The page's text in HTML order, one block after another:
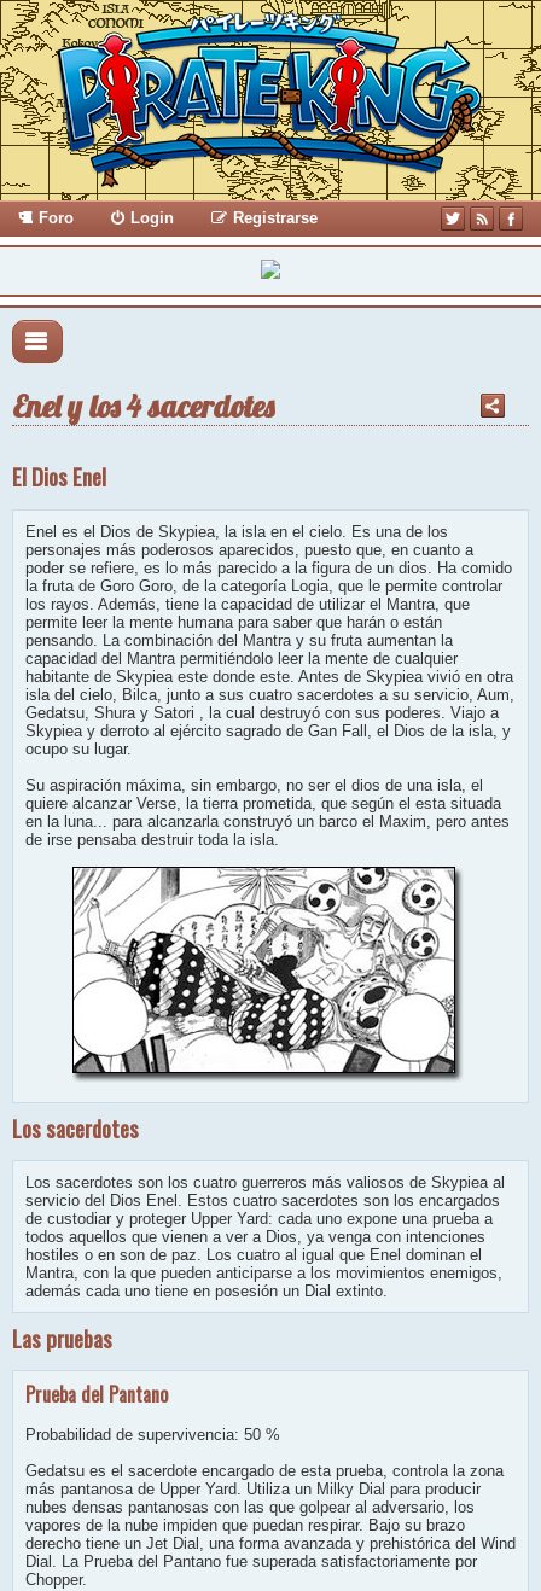
Foro Login Registrarse
Enel y los 4 sacerdotes
El Dios Enel
Enel es el Dios de Skypiea, la isla en el cielo. Es una de los
personajes más poderosos aparecidos, puesto que, en cuanto a
poder se refiere, es lo más parecido a la figura de un dios. Ha comido
la fruta de Goro Goro, de la categoría Logia, que le permite controlar
los rayos. Además, tiene la capacidad de utilizar el Mantra, que
permite leer la mente humana para saber que harán o están
pensando. La combinación del Mantra y su fruta aumentan la
capacidad del Mantra permitiéndolo leer la mente de cualquier
habitante de Skypiea este donde este. Antes de Skypiea vivió en otra
isla del cielo, Bilca, junto a sus cuatro sacerdotes a su servicio, Aum,
Gedatsu, Shura y Satori , la cual destruyó con sus poderes. Viajo a
Skypiea y derroto al ejército sagrado de Gan Fall, el Dios de la isla, y
ocupo su lugar.
Su aspiración máxima, sin embargo, no ser el dios de una isla, el
quiere alcanzar Verse, la tierra prometida, que según el esta situada
en la luna... para alcanzarla construyó un barco el Maxim, pero antes
de irse pensaba destruir toda la isla.
Los sacerdotes
Los sacerdotes son los cuatro guerreros más valiosos de Skypiea al
servicio del Dios Enel. Estos cuatro sacerdotes son los encargados
de custodiar y proteger Upper Yard: cada uno expone una prueba a
todos aquellos que vienen a ver a Dios, ya venga con intenciones
hostiles o en son de paz. Los cuatro al igual que Enel dominan el
Mantra, con la que pueden anticiparse a los movimientos enemigos,
además cada uno tiene en posesión un Dial extinto.
Las pruebas
Prueba del Pantano
Probabilidad de supervivencia: 50 %
Gedatsu es el sacerdote encargado de esta prueba, controla la zona
más pantanosa de Upper Yard. Utiliza un Milky Dial para producir
nubes densas pantanosas con las que golpear al adversario, los
vapores de la nube impiden que puedan respirar. Bajo su brazo
derecho tiene un Jet Dial, una forma avanzada y prehistórica del Wind
Dial. La Prueba del Pantano fue superada satisfactoriamente por
Chopper.